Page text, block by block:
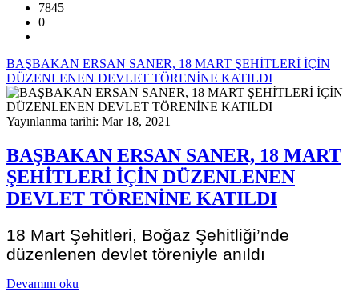
7845
0
BAŞBAKAN ERSAN SANER, 18 MART ŞEHİTLERİ İÇİN
DÜZENLENEN DEVLET TÖRENİNE KATILDI
Yayınlanma tarihi: Mar 18, 2021
BAŞBAKAN ERSAN SANER, 18 MART
ŞEHİTLERİ İÇİN DÜZENLENEN
DEVLET TÖRENİNE KATILDI
18 Mart Şehitleri, Boğaz Şehitliği’nde
düzenlenen devlet töreniyle anıldı
Devamını oku